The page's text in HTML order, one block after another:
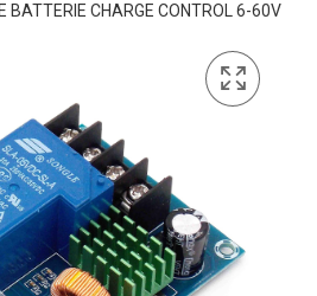
BATTERIE CHARGE CONTROL 6-60V